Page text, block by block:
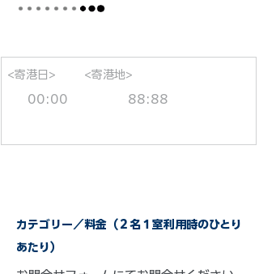
<寄港日>
00:00
<寄港地>
88:88
カテゴリー／料金（２名１室利用時のひとり
あたり）